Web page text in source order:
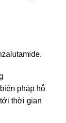
pháp hỗ
thời gian